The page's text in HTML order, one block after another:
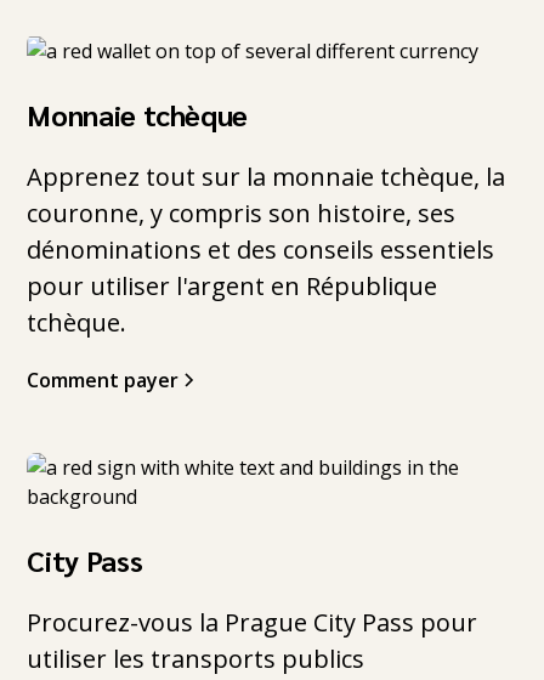
Monnaie tchèque
Apprenez tout sur la monnaie tchèque, la
couronne, y compris son histoire, ses
dénominations et des conseils essentiels
pour utiliser l'argent en République
tchèque.
Comment payer
City Pass
Procurez-vous la Prague City Pass pour
utiliser les transports publics